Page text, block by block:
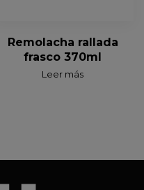
Remolacha rallada
frasco 370ml
Leer más